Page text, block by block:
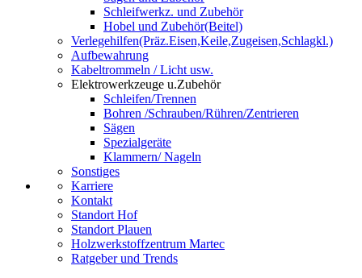
Schleifwerkz. und Zubehör
Hobel und Zubehör(Beitel)
Verlegehilfen(Präz.Eisen,Keile,Zugeisen,Schlagkl.)
Aufbewahrung
Kabeltrommeln / Licht usw.
Elektrowerkzeuge u.Zubehör
Schleifen/Trennen
Bohren /Schrauben/Rühren/Zentrieren
Sägen
Spezialgeräte
Klammern/ Nageln
Sonstiges
Karriere
Kontakt
Standort Hof
Standort Plauen
Holzwerkstoffzentrum Martec
Ratgeber und Trends